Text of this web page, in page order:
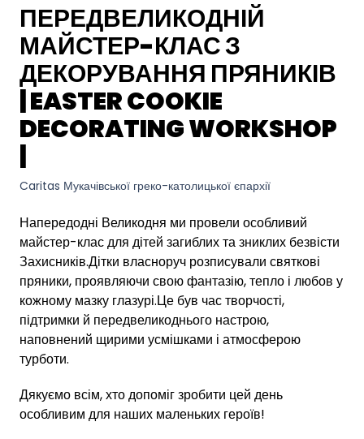
ПЕРЕДВЕЛИКОДНІЙ
МАЙСТЕР-КЛАС З
ДЕКОРУВАННЯ ПРЯНИКІВ
| EASTER COOKIE
DECORATING WORKSHOP
Caritas Мукачівської греко-католицької єпархії
Напередодні Великодня ми провели особливий
майстер-клас для дітей загиблих та зниклих безвісти
Захисників.Дітки власноруч розписували святкові
пряники, проявляючи свою фантазію, тепло і любов у
кожному мазку глазурі.Це був час творчості,
підтримки й передвеликоднього настрою,
наповнений щирими усмішками і атмосферою
турботи.
Дякуємо всім, хто допоміг зробити цей день
особливим для наших маленьких героїв!